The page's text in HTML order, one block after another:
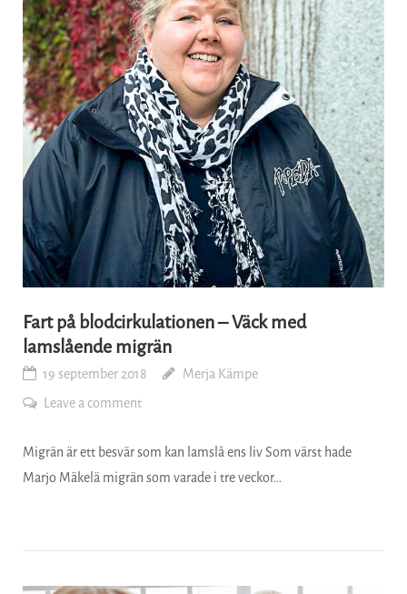
Fart på blodcirkulationen – Väck med
lamslående migrän
19 september 2018
Merja Kämpe
Leave a comment
Migrän är ett besvär som kan lamslå ens liv Som värst hade
Marjo Mäkelä migrän som varade i tre veckor…